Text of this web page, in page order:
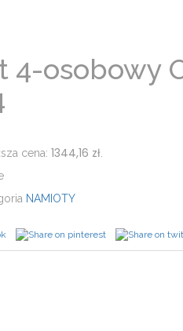
4-osobowy
cena: 1344,16 zł
NAMIOTY